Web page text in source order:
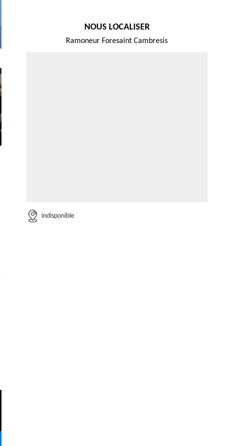
NOUS LOCALISER
Ramoneur Foresaint Cambresis
indisponible